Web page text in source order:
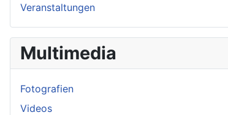
Veranstaltungen
Multimedia
Fotografien
Videos